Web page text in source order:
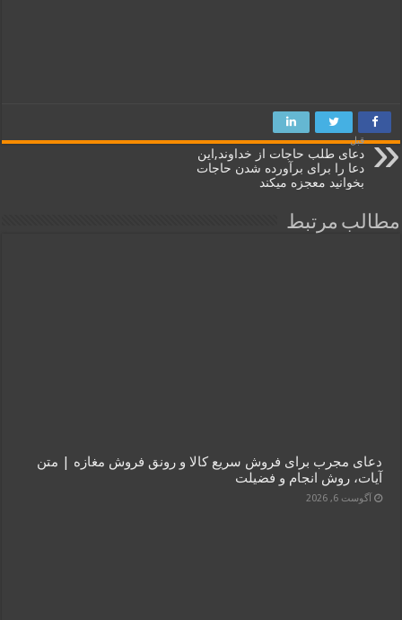
قبل
دعای طلب حاجات از خداوند,این
دعا را برای برآورده شدن حاجات
بخوانید معجزه میکند
مطالب مرتبط
دعای مجرب برای فروش سریع کالا و رونق فروش مغازه | متن
آیات، روش انجام و فضیلت
آگوست 6, 2026